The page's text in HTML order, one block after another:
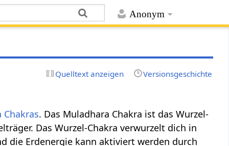
Anonym
Quelltext anzeigen Versionsgeschichte
Chakras. Das Muladhara Chakra ist das Wurzel-
Das Wurzel-Chakra verwurzelt dich in
die Erdenergie kann aktiviert werden durch